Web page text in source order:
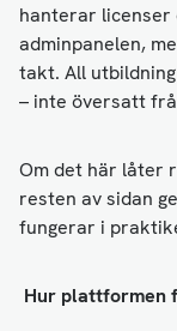
hanterar licenser
adminpanelen,
takt. All
– inte översatt
Om det här låter
resten av sidan
fungerar i
Hur plattformen